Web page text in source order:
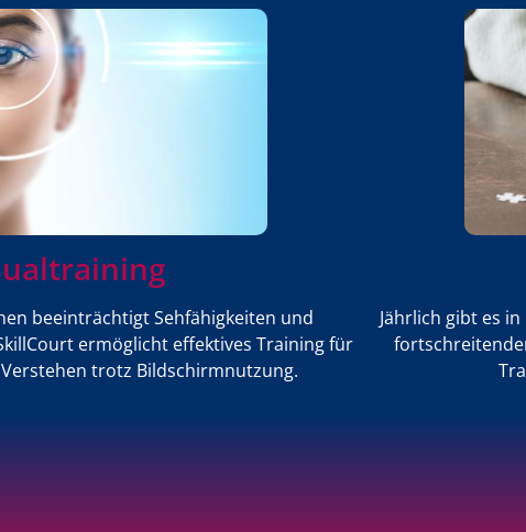
beeinträchtigt Sehfähigkeiten und
ermöglicht effektives Training für
trotz Bildschirmnutzung.
Jährlich gibt es